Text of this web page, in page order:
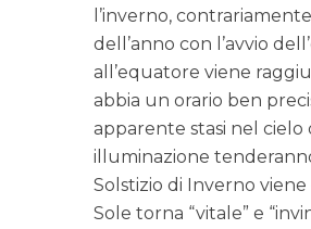
l’inverno,
dell’anno con l’avvio
all’equatore viene
abbia un orario ben
apparente stasi nel
illuminazione
Solstizio di Inverno viene
Sole torna “vitale” e